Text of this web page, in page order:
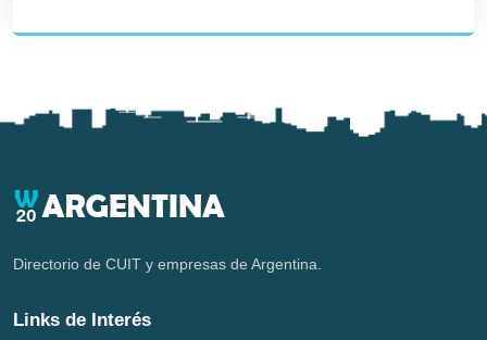
Directorio de CUIT y empresas de Argentina.
Links de Interés